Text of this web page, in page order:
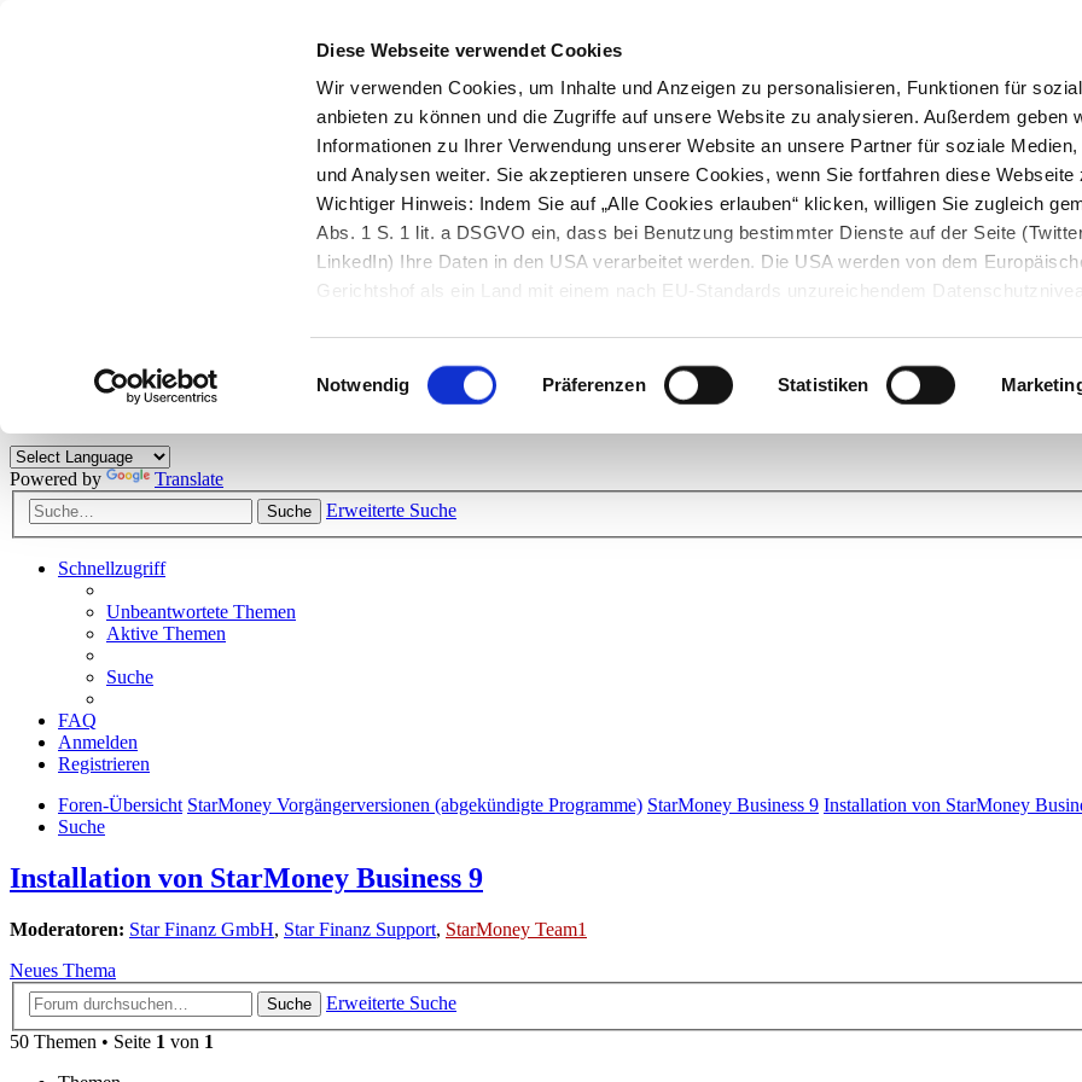
Diese Webseite verwendet Cookies
Wir verwenden Cookies, um Inhalte und Anzeigen zu personalisieren, Funktionen für
anbieten zu können und die Zugriffe auf unsere Website zu analysieren. Außerdem geben
Informationen zu Ihrer Verwendung unserer Website an unsere Partner für soziale Medien,
und Analysen weiter. Sie akzeptieren unsere Cookies, wenn Sie fortfahren diese Webseite
Wichtiger Hinweis: Indem Sie auf „Alle Cookies erlauben“ klicken, willigen Sie zugleich
Abs. 1 S. 1 lit. a DSGVO ein, dass bei Benutzung bestimmter Dienste auf der Seite
LinkedIn) Ihre Daten in den USA verarbeitet werden. Die USA werden von dem
Gerichtshof als ein Land mit einem nach EU-Standards unzureichendem
Einwilligungsauswahl
Notwendig Präferenzen Statistiken
Herzlich willkommen!
Kunden viele nützliche Hilfestellungen und interessante Tipps und Tricks. Stellen Sie Ihre Fragen und helfen Sie mit Ihrem Wissen anderen
Powered by Translate
Suche Erweiterte Suche
Schnellzugriff
Unbeantwortete Themen
Aktive Themen
Suche
FAQ
Anmelden
Registrieren
Foren-Übersicht StarMoney Vorgängerversionen (abgekündigte Programme) StarMoney Business 9 Installation von StarMoney
Suche
Installation von StarMoney Business 9
Moderatoren: Star Finanz GmbH, Star Finanz Support, StarMoney Team1
Neues Thema
Suche
Erweiterte Suche
50 Themen • Seite 1 von 1